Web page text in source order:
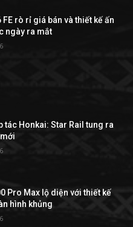
FE rò rỉ giá bán và thiết kế ấn
ngày ra mắt
tác Honkai: Star Rail tung ra
Pro Max lộ diện với thiết kế
hình khủng